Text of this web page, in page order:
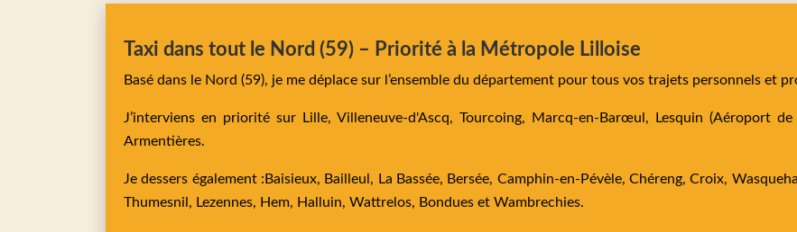
Taxi dans tout le Nord (59) – Priorité à la Métropole Lilloise
Basé dans le Nord (59), je me déplace sur l’ensemble du département pour tous vos trajets personnels et
J’interviens en priorité sur Lille, Villeneuve-d'Ascq, Tourcoing, Marcq-en-Barœul, Lesquin (Aéroport de
Armentières.
Je dessers également : Baisieux, Bailleul, La Bassée, Bersée, Camphin-en-Pévèle,Chéreng,Croix,
Thumesnil, Lezennes, Hem, Halluin, Wattrelos, Bondues et Wambrechies.